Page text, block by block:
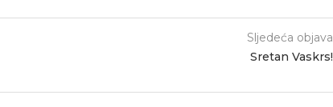
Sljedeća objava
Sretan Vaskrs!